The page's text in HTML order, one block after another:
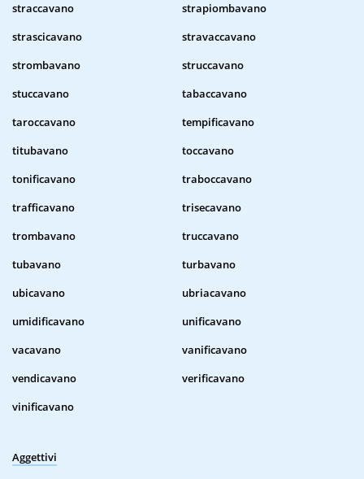
straccavano
strapiombavano
strascicavano
stravaccavano
strombavano
struccavano
stuccavano
tabaccavano
taroccavano
tempificavano
titubavano
toccavano
tonificavano
traboccavano
trafficavano
trisecavano
trombavano
truccavano
tubavano
turbavano
ubicavano
ubriacavano
umidificavano
unificavano
vacavano
vanificavano
vendicavano
verificavano
vinificavano
Aggettivi